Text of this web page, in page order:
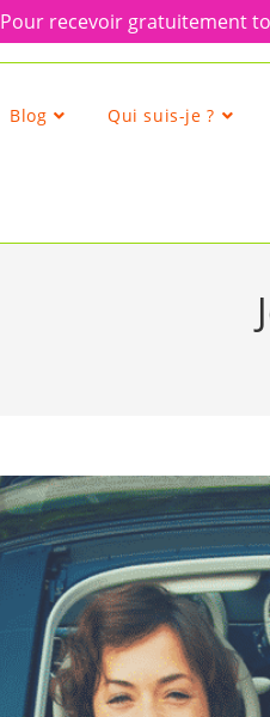
Pour recevoir gratuitement
Blog Qui suis-je ?